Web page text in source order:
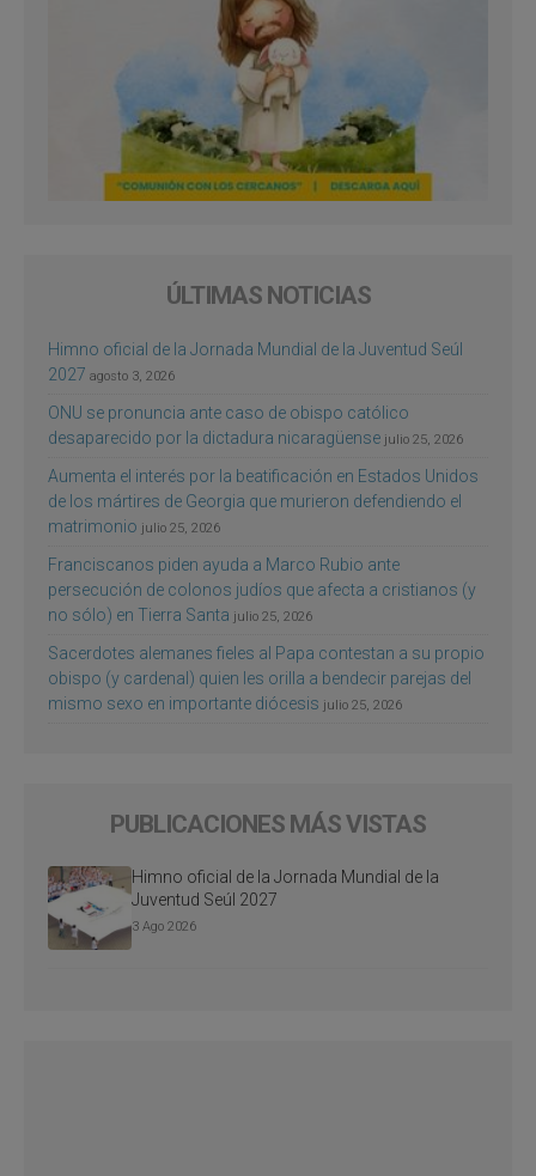
ÚLTIMAS NOTICIAS
Himno oficial de la Jornada Mundial de la Juventud Seúl
2027 agosto 3, 2026
ONU se pronuncia ante caso de obispo católico
desaparecido por la dictadura nicaragüense julio 25, 2026
Aumenta el interés por la beatificación en Estados Unidos
de los mártires de Georgia que murieron defendiendo el
matrimonio julio 25, 2026
Franciscanos piden ayuda a Marco Rubio ante
persecución de colonos judíos que afecta a cristianos (y
no sólo) en Tierra Santa julio 25, 2026
Sacerdotes alemanes fieles al Papa contestan a su propio
obispo (y cardenal) quien les orilla a bendecir parejas del
mismo sexo en importante diócesis julio 25, 2026
PUBLICACIONES MÁS VISTAS
Himno oficial de la Jornada Mundial de la
Juventud Seúl 2027
3 Ago 2026